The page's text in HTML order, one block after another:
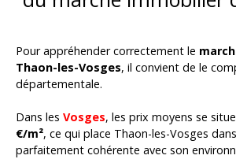
Pour appréhender correctement le
Thaon-les-Vosges, il convient de le
départementale.
Dans les Vosges, les prix moyens se
€/m², ce qui place Thaon-les-Vosges
parfaitement cohérente avec son